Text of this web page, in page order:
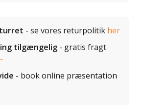
- se vores returpolitik her
tilgængelig - gratis fragt
- book online præsentation